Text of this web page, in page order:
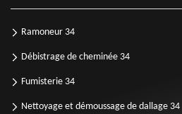
Ramoneur 34
Débistrage de cheminée 34
Fumisterie 34
Nettoyage et démoussage de dallage 34